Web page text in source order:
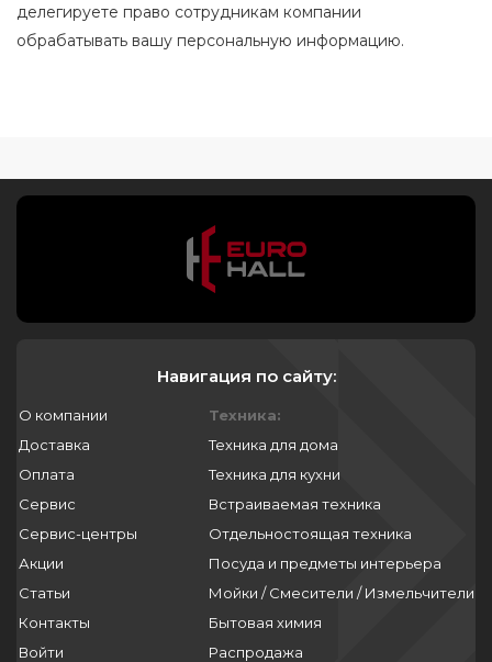
делегируете право сотрудникам компании
обрабатывать вашу персональную информацию.
Навигация по сайту:
О компании
Доставка
Оплата
Сервис
Сервис-центры
Акции
Статьи
Контакты
Войти
Техника:
Техника для дома
Техника для кухни
Встраиваемая техника
Отдельностоящая техника
Посуда и предметы интерьера
Мойки / Смесители / Измельчители
Бытовая химия
Распродажа